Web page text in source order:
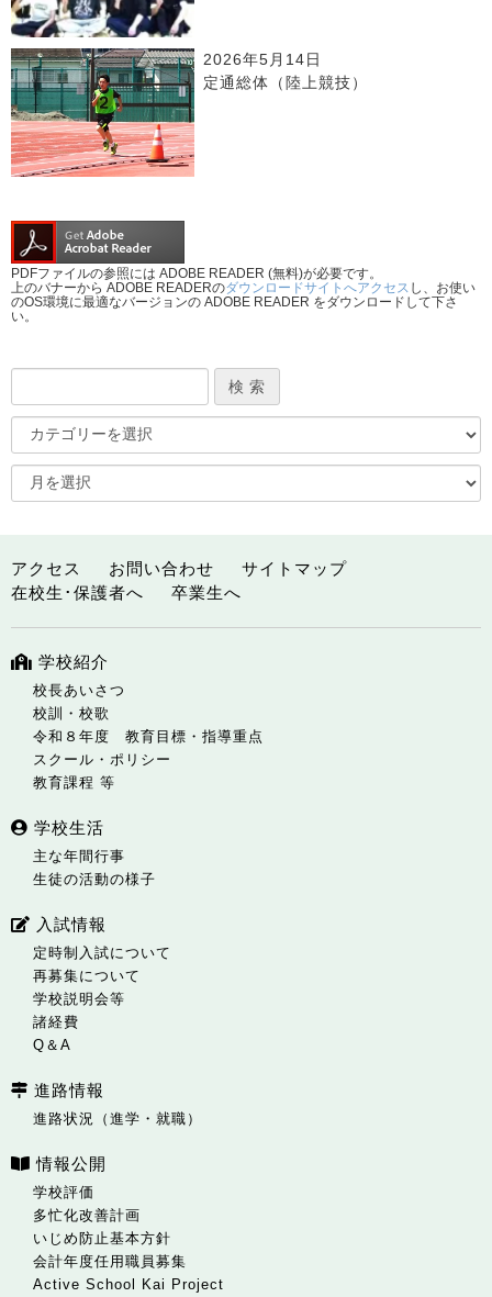
2026年5月14日
定通総体（陸上競技）
PDFファイルの参照には ADOBE READER (無料)が必要です。
上のバナーから ADOBE READERのダウンロードサイトへアクセス し、お使い
のOS環境に最適なバージョンの ADOBE READER をダウンロードして下さ
い。
アクセス お問い合わせ
サイトマップ
在校生･保護者へ
卒業生へ
学校紹介
校長あいさつ
校訓・校歌
令和８年度 教育目標・指導重点
スクール・ポリシー
教育課程 等
学校生活
主な年間行事
生徒の活動の様子
入試情報
定時制入試について
再募集について
学校説明会等
諸経費
Q＆A
進路情報
進路状況（進学・就職）
情報公開
学校評価
多忙化改善計画
いじめ防止基本方針
会計年度任用職員募集
Active School Kai Project